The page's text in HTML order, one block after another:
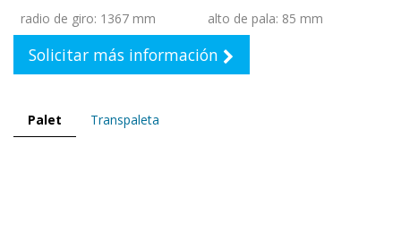
radio de giro: 1367 mm alto de pala: 85 mm
Solicitar más información
Palet Transpaleta